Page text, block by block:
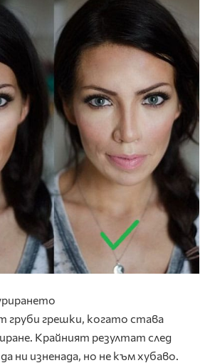
груби грешки, когато става
Крайният резултат след
ни изненада, но не към хубаво.